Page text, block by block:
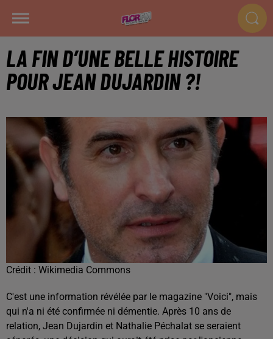
LA FIN D’UNE BELLE HISTOIRE
POUR JEAN DUJARDIN ?!
Crédit : Wikimedia Commons
C'est une information révélée par le magazine "Voici", mais
qui n'a ni été confirmée ni démentie. Après 10 ans de
relation, Jean Dujardin et Nathalie Péchalat se seraient